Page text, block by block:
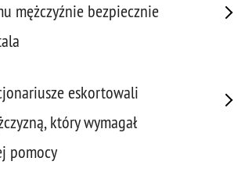
mężczyźnie bezpiecznie
eskortowali
który wymagał
pomocy